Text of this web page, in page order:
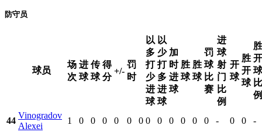
防守员
球员
场
次
进
球
传
球
得
分
+/-
罚
时
以
多
打
少
进
球
以
少
打
多
进
球
加
时
进
球
胜
球
胜
球
罚
球
比
赛
进
球
射
门
比
例
开
球
胜
开
球
胜
开
球
比
例
44
Vinogradov
Alexei
1 0 0 0 0 0 0 0 0 0 0 0 0 - 0 0 -